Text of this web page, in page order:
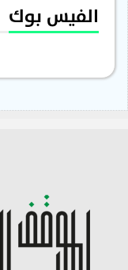
الفيس بوك